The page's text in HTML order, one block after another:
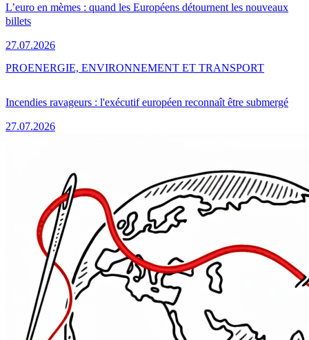
L’euro en mèmes : quand les Européens détournent les nouveaux
billets
27.07.2026
Incendies ravageurs : l'exécutif européen reconnaît être submergé
27.07.2026
PROENERGIE, ENVIRONNEMENT ET TRANSPORT